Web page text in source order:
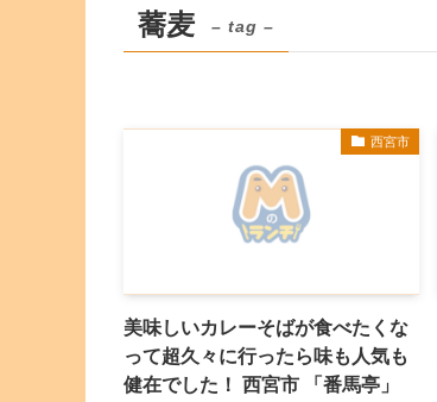
蕎麦 – tag –
西宮市
美味しいカレーそばが食べたくな
って超久々に行ったら味も人気も
健在でした！ 西宮市 「番馬亭」